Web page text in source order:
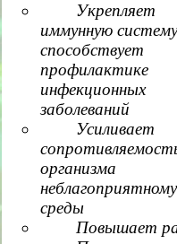
Укрепляет
иммунную
способствует
профилактике
инфекционных
заболеваний
Усиливает
организма
среды
Повышает